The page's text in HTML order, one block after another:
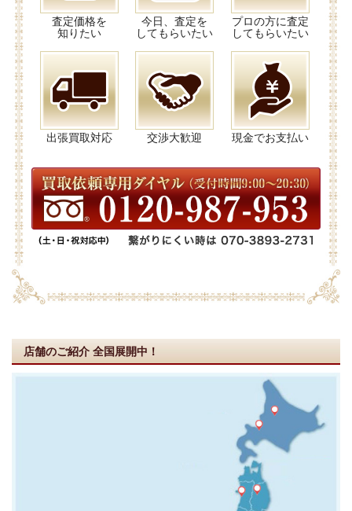
査定価格を
知りたい
今日、査定を
してもらいたい
プロの方に査定
してもらいたい
出張買取対応 交渉大歓迎 現金でお支払い
店舗のご紹介 全国展開中！